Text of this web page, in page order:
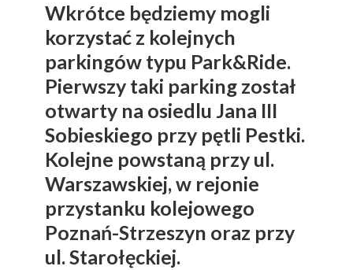
Wkrótce będziemy mogli
korzystać z kolejnych
parkingów typu Park&Ride.
Pierwszy taki parking został
otwarty na osiedlu Jana III
Sobieskiego przy pętli Pestki.
Kolejne powstaną przy ul.
Warszawskiej, w rejonie
przystanku kolejowego
Poznań-Strzeszyn oraz przy
ul. Starołęckiej.